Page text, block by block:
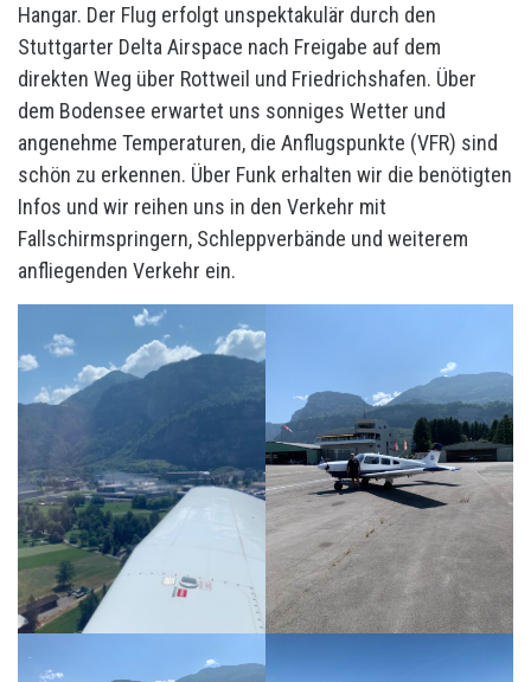
Hangar. Der Flug erfolgt unspektakulär durch den
Stuttgarter Delta Airspace nach Freigabe auf dem
direkten Weg über Rottweil und Friedrichshafen. Über
dem Bodensee erwartet uns sonniges Wetter und
angenehme Temperaturen, die Anflugspunkte (VFR) sind
schön zu erkennen. Über Funk erhalten wir die benötigten
Infos und wir reihen uns in den Verkehr mit
Fallschirmspringern, Schleppverbände und weiterem
anfliegenden Verkehr ein.